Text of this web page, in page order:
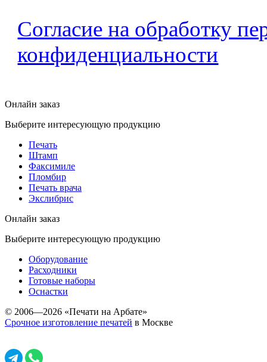
Согласие на обработку
конфиденциальности
Онлайн заказ
Выберите интересующую продукцию
Печать
Штамп
Факсимиле
Пломбир
Печать врача
Экслибрис
Онлайн заказ
Выберите интересующую продукцию
Оборудование
Расходники
Готовые наборы
Оснастки
© 2006—2026 «Печати на Арбате»
Срочное изготовление печатей в Москве